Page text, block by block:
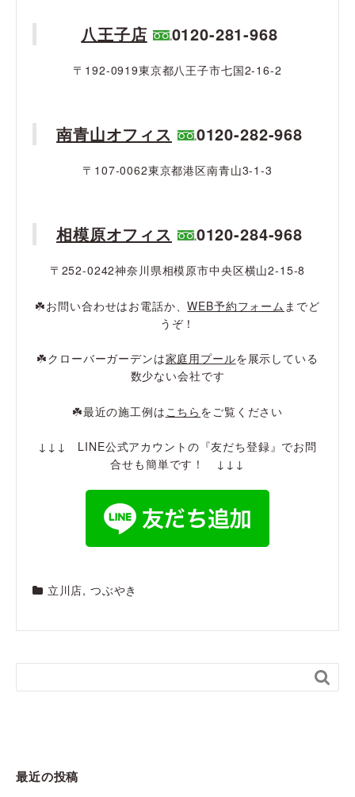
八王子店 0120-281-968
〒192-0919東京都八王子市七国2-16-2
南青山オフィス 0120-282-968
〒107-0062東京都港区南青山3-1-3
相模原オフィス 0120-284-968
〒252-0242神奈川県相模原市中央区横山2-15-8
☘️お問い合わせはお電話か、WEB予約フォーム までど
うぞ！
☘️クローバーガーデンは家庭用プールを展示している
数少ない会社です
☘️最近の施工例は こちら をご覧ください
↓↓↓ LINE公式アカウントの『友だち登録』でお問
合せも簡単です！ ↓↓↓
立川店, つぶやき

最近の投稿